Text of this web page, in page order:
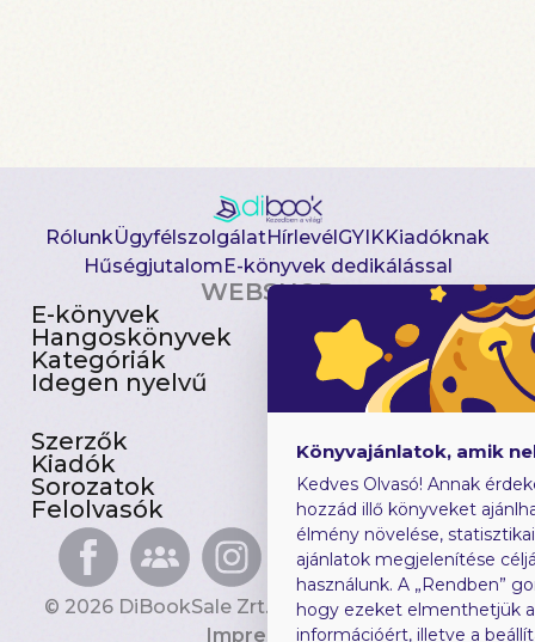
RólunkÜgyfélszolgálatHírlevélGYIKKiadóknak
HűségjutalomE-könyvek dedikálással
WEBSHOP
E-könyvek
Hangoskönyvek
Kategóriák
Idegen nyelvű
Csomagajánlatok
Akciósak
Előjegyezhetők
Újdonságok
Szerzők
Kiadók
Sorozatok
Felolvasók
Gyerekkönyvek
Heti toplista
Ajándékutalvány
Blog
© 2026 DiBookSale Zrt. Minden jog fenntartva.
Impresszum
Könyvajánlatok, amik
Kedves Olvasó! Annak
hozzád illő könyveket
élmény növelése,
ajánlatok megjelenítése
használunk. A „Rendben”
hogy ezeket elmenthetjük
információért, illetve a